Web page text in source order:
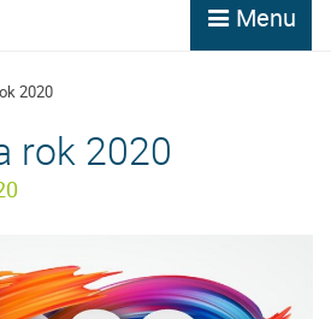
Menu
2020
rok 2020